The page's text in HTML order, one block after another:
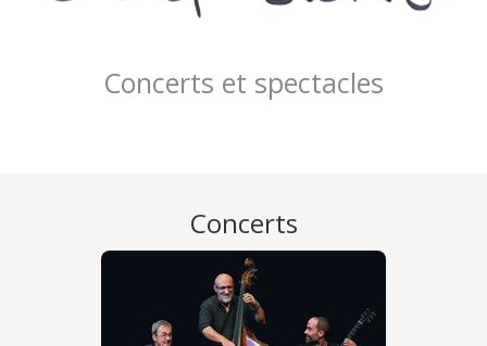
Concerts et spectacles
Concerts